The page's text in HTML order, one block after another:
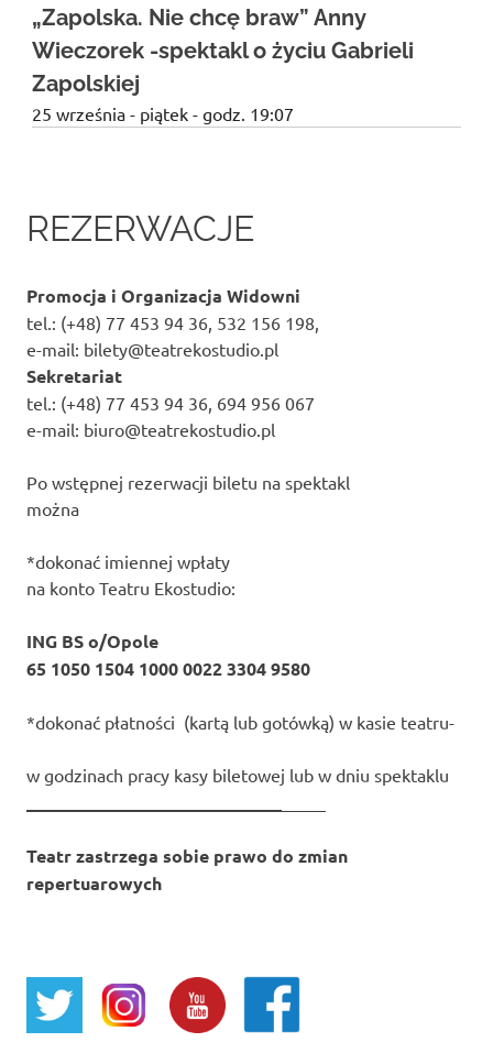
„Zapolska. Nie chcę braw” Anny
Wieczorek -spektakl o życiu Gabrieli
Zapolskiej
25 września - piątek - godz. 19:07
REZERWACJE
Promocja i Organizacja Widowni
tel.: (+48) 77 453 94 36, 532 156 198,
e-mail: bilety@teatrekostudio.pl
Sekretariat
tel.: (+48) 77 453 94 36, 694 956 067
e-mail: biuro@teatrekostudio.pl
Po wstępnej rezerwacji biletu na spektakl
można
*dokonać imiennej wpłaty
na konto Teatru Ekostudio:
ING BS o/Opole
65 1050 1504 1000 0022 3304 9580
*dokonać płatności (kartą lub gotówką) w kasie teatru-
w godzinach pracy kasy biletowej lub w dniu spektaklu
Teatr zastrzega sobie prawo do zmian
repertuarowych